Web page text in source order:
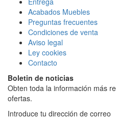
Acabados Muebles
Preguntas frecuentes
Condiciones de venta
Aviso legal
Ley cookies
Contacto
Boletin de noticias
Obten toda la información más
ofertas.
Introduce tu dirección de correo